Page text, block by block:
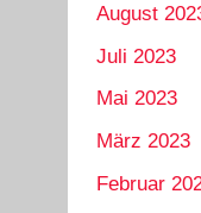
August
Juli 2023
Mai 2023
März 2023
Februar